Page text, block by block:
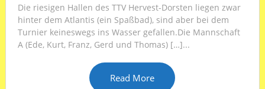
Die riesigen Hallen des TTV Hervest-Dorsten liegen zwar
hinter dem Atlantis (ein Spaßbad), sind aber bei dem
Turnier keineswegs ins Wasser gefallen.Die Mannschaft
A (Ede, Kurt, Franz, Gerd und Thomas) […]...
Read More